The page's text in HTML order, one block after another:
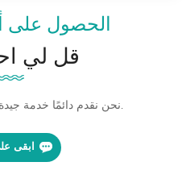
الحصول على
قل لي
نحن نقدم دائمًا خدمة جيدة الجودة وبأسعار تنافسية.
ابقى